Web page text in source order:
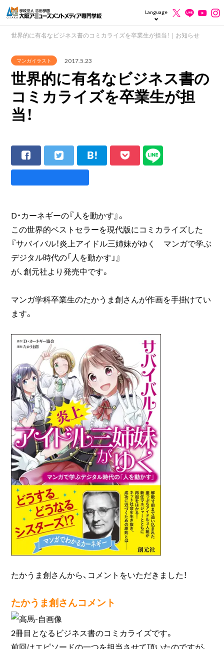
Language
世界的に有名なビジネス書のコミカライズを卒業生が担当！｜お知らせ
マンガイラスト 2017.5.23
世界的に有名なビジネス書の
コミカライズを卒業生が担
当！
D・カーネギーの『人を動かす』。
この世界的ベストセラーを現代版にコミカライズした
『サバイバル！炎上アイドル三姉妹がゆく マンガで学ぶ
デジタル時代の「人を動かす」』
が、創元社より発売中です。
マンガ学科卒業生のたかうま創さんが作画を手掛けてい
ます。
たかうま創さんから、コメントをいただきました！
たかうま創さんコメント
2冊目となるビジネス書のコミカライズです。